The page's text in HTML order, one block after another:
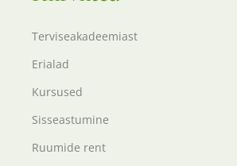
Terviseakadeemiast
Erialad
Kursused
Sisseastumine
Ruumide rent